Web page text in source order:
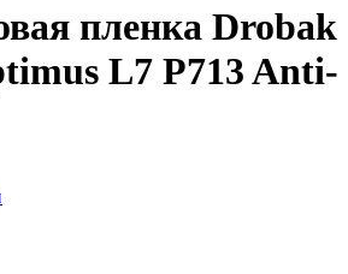
пленка Drobak
L7 P713 Anti-